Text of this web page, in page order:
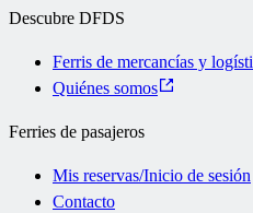
Descubre DFDS
Ferris de mercancías y
Quiénes somos
Ferries de pasajeros
Mis reservas/Inicio de sesión
Contacto